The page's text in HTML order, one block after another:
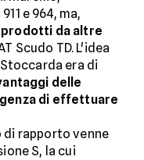
e 964, ma,
prodotti da altre
Scudo TD. L'idea
era di
delle
di effettuare
di rapporto venne
S, la cui